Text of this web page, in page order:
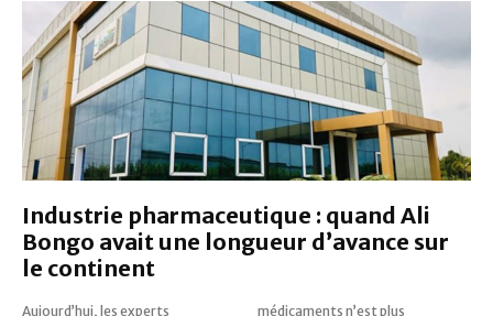
Industrie pharmaceutique : quand Ali
Bongo avait une longueur d’avance sur
le continent
Aujourd’hui, les experts
médicaments n’est plus